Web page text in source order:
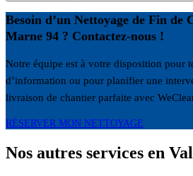
Besoin d’un Nettoyage de Fin de
Marne 94 ? Contactez-nous !
Notre équipe est à votre disposition pour
d’information ou pour planifier une
livraison de chantier parfaite avec
RÉSERVER MON NETTOYAGE
Nos autres services en